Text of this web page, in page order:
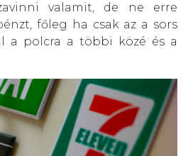
valamit, de ne erre
főleg ha csak az a sors
a polcra a többi közé és a